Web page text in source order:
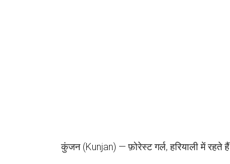
कुंजन (Kunjan) — फ़ोरेस्‍ट गर्ल, हरियाली में रहते हैं